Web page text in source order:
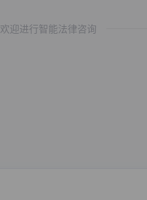
欢迎进行智能法律咨询